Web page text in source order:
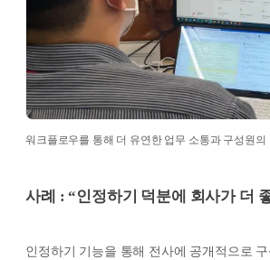
워크플로우를 통해 더 유연한 업무 소통과 구성원의
사례 : “인정하기 덕분에 회사가 더
인정하기 기능을 통해 전사에 공개적으로